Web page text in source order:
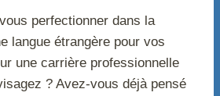
perfectionner dans la
langue étrangère pour vos
une carrière professionnelle
? Avez-vous déjà pensé